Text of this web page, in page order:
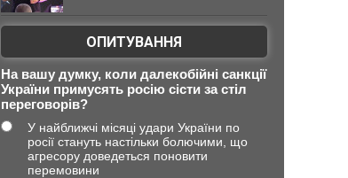
ОПИТУВАННЯ
На вашу думку, коли далекобійні санкції
України примусять росію сісти за стіл
переговорів?
У найближчі місяці удари України по
росії стануть настільки болючими, що
агресору доведеться поновити
перемовини